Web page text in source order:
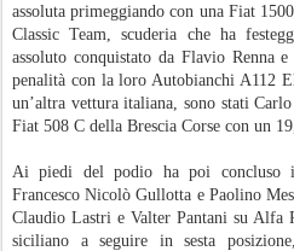
assoluta primeggiando con una Fiat
Classic Team, scuderia che ha
assoluto conquistato da Flavio Renna
penalità con la loro Autobianchi A112
un’altra vettura italiana, sono stati
Fiat 508 C della Brescia Corse con un
Ai piedi del podio ha poi concluso
Francesco Nicolò Gullotta e Paolino
Claudio Lastri e Valter Pantani su Alfa
siciliano a seguire in sesta